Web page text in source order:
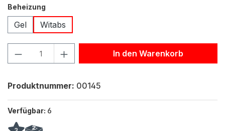
Beheizung
Gel Witabs
Produkt Anzahl: Gib den gewünschten Wert ein oder
In den Warenkorb
Produktnummer: 00145
Verfügbar: 6